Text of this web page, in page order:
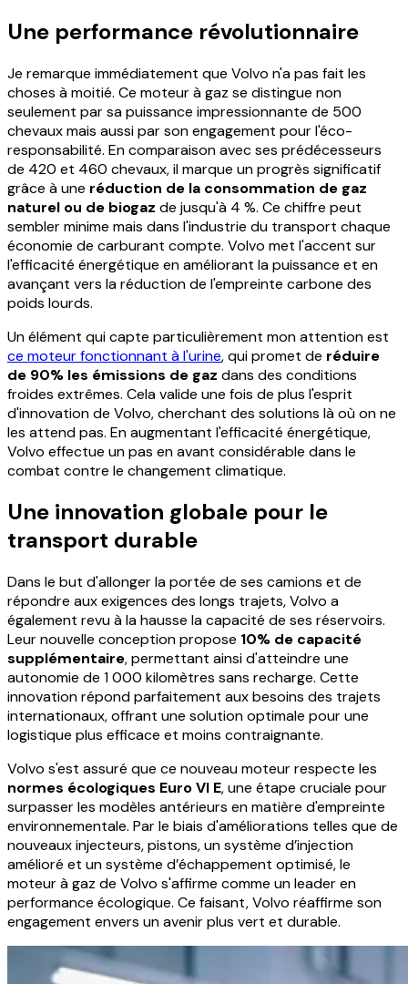
Une performance révolutionnaire
Je remarque immédiatement que Volvo n'a pas fait les
choses à moitié. Ce moteur à gaz se distingue non
seulement par sa puissance impressionnante de 500
chevaux mais aussi par son engagement pour l'éco-
responsabilité. En comparaison avec ses prédécesseurs
de 420 et 460 chevaux, il marque un progrès significatif
grâce à une réduction de la consommation de gaz
naturel ou de biogaz de jusqu'à 4 %. Ce chiffre peut
sembler minime mais dans l'industrie du transport chaque
économie de carburant compte. Volvo met l'accent sur
l'efficacité énergétique en améliorant la puissance et en
avançant vers la réduction de l'empreinte carbone des
poids lourds.
Un élément qui capte particulièrement mon attention est
ce moteur fonctionnant à l'urine, qui promet de réduire
de 90% les émissions de gaz dans des conditions
froides extrêmes. Cela valide une fois de plus l'esprit
d'innovation de Volvo, cherchant des solutions là où on ne
les attend pas. En augmentant l'efficacité énergétique,
Volvo effectue un pas en avant considérable dans le
combat contre le changement climatique.
Une innovation globale pour le
transport durable
Dans le but d'allonger la portée de ses camions et de
répondre aux exigences des longs trajets, Volvo a
également revu à la hausse la capacité de ses réservoirs.
Leur nouvelle conception propose 10% de capacité
supplémentaire, permettant ainsi d'atteindre une
autonomie de 1 000 kilomètres sans recharge. Cette
innovation répond parfaitement aux besoins des trajets
internationaux, offrant une solution optimale pour une
logistique plus efficace et moins contraignante.
Volvo s'est assuré que ce nouveau moteur respecte les
normes écologiques Euro VI E, une étape cruciale pour
surpasser les modèles antérieurs en matière d'empreinte
environnementale. Par le biais d'améliorations telles que de
nouveaux injecteurs, pistons, un système d’injection
amélioré et un système d’échappement optimisé, le
moteur à gaz de Volvo s'affirme comme un leader en
performance écologique. Ce faisant, Volvo réaffirme son
engagement envers un avenir plus vert et durable.